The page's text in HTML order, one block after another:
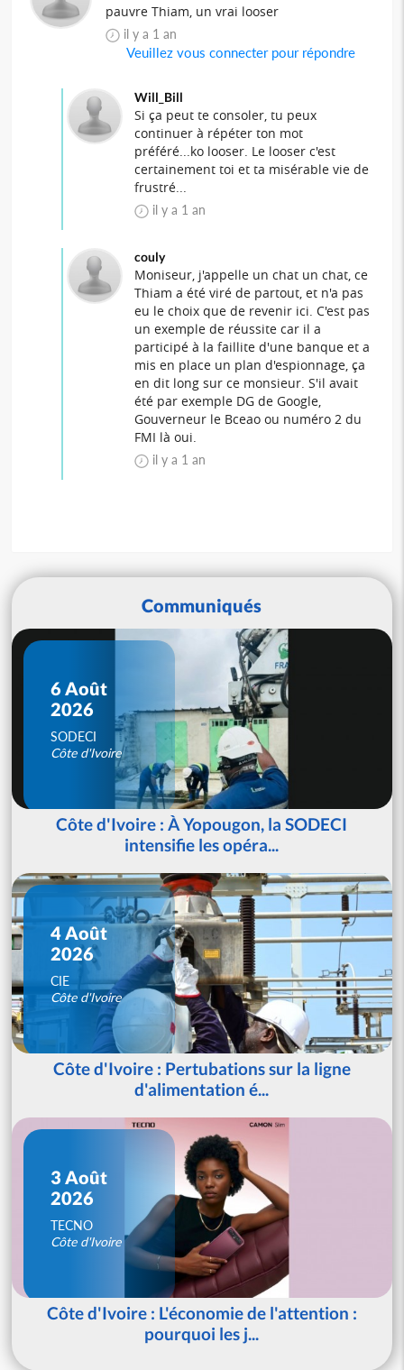
pauvre Thiam, un vrai looser
il y a 1 an
Veuillez vous connecter pour répondre
Will_Bill
Si ça peut te consoler, tu peux
continuer à répéter ton mot
préféré...ko looser. Le looser c'est
certainement toi et ta misérable vie de
frustré...
il y a 1 an
couly
Moniseur, j'appelle un chat un chat, ce
Thiam a été viré de partout, et n'a pas
eu le choix que de revenir ici. C'est pas
un exemple de réussite car il a
participé à la faillite d'une banque et a
mis en place un plan d'espionnage, ça
en dit long sur ce monsieur. S'il avait
été par exemple DG de Google,
Gouverneur le Bceao ou numéro 2 du
FMI là oui.
il y a 1 an
Communiqués
6 Août
2026
SODECI
Côte d'Ivoire
Côte d'Ivoire : À Yopougon, la SODECI
intensifie les opéra...
4 Août
2026
CIE
Côte d'Ivoire
Côte d'Ivoire : Pertubations sur la ligne
d'alimentation é...
3 Août
2026
TECNO
Côte d'Ivoire
Côte d'Ivoire : L'économie de l'attention :
pourquoi les j...